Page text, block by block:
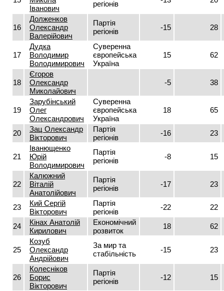
Іванович
регіонів
16
Долженков
Олександр
Валерійович
Партія
регіонів
-15 28
17
Дудка
Володимир
Володимирович
Суверенна
європейська
Україна
15 62
18
Єгоров
Олександр
Миколайович
-5 38
19
Зарубінський
Олег
Олександрович
Суверенна
європейська
Україна
18 65
20
Зац Олександр
Вікторович
Партія
регіонів
-16 23
21
Іванющенко
Юрій
Володимирович
Партія
регіонів
-8 15
22
Калюжний
Віталій
Анатолійович
Партія
регіонів
-17 23
23
Кий Сергій
Вікторович
Партія
регіонів
-22 22
24
Кінах Анатолій
Кирилович
Економічний
розвиток
18 62
25
Козуб
Олександр
Андрійович
За мир та
стабільність
-15 23
26
Колесніков
Борис
Вікторович
Партія
регіонів
-12 15